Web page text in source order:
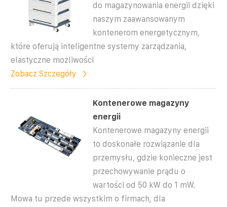
do magazynowania energii dzięki
naszym zaawansowanym
kontenerom energetycznym,
które oferują inteligentne systemy zarządzania,
elastyczne możliwości
Zobacz Szczegóły
Kontenerowe magazyny
energii
Kontenerowe magazyny energii
to doskonałe rozwiązanie dla
przemysłu, gdzie konieczne jest
przechowywanie prądu o
wartości od 50 kW do 1 mW.
Mowa tu przede wszystkim o firmach, dla